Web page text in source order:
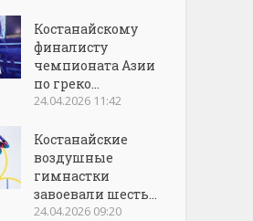
Костанайскому
финалисту
чемпионата Азии
по греко...
24.04.2026 11:42
Костанайские
воздушные
гимнастки
завоевали шесть...
24.04.2026 09:20